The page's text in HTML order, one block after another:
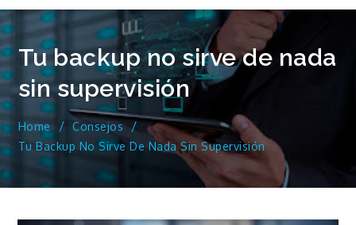
Tu backup no sirve de nada
sin supervisión
Home
Consejos
Tu Backup No Sirve De Nada Sin Supervisión